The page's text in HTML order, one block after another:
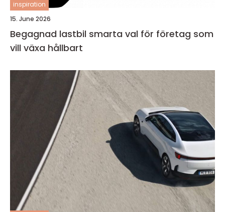
inspiration
15. June 2026
Begagnad lastbil smarta val för företag som
vill växa hållbart